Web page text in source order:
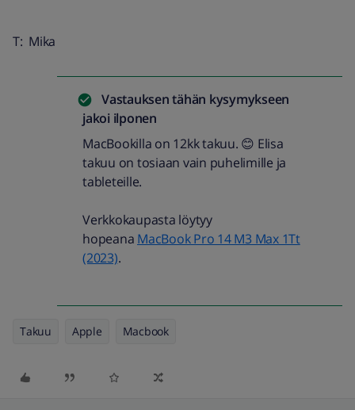
T: Mika
Vastauksen tähän kysymykseen
jakoi ilponen
MacBookilla on 12kk takuu. 😊 Elisa
takuu on tosiaan vain puhelimille ja
tableteille.
Verkkokaupasta löytyy
hopeana MacBook Pro 14 M3 Max 1Tt
(2023).
Takuu Apple Macbook